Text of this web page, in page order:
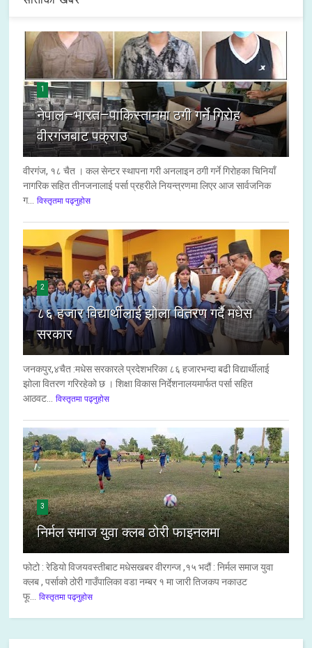
1
नेपाल–भारत–पाकिस्तानमा ठगी गर्ने गिरोह
वीरगंजबाट पक्राउ
वीरगंज, १८ चैत । कल सेन्टर स्थापना गरी अनलाइन ठगी गर्ने गिरोहका चिनियाँ
नागरिक सहित तीनजनालाई पर्सा प्रहरीले नियन्त्रणमा लिएर आज सार्वजनिक
ग...
विस्तृतमा पढ्नुहोस
2
८६ हजार विद्यार्थीलाई झोला वितरण गर्दै मधेस
सरकार
जनकपुर,४चैत :मधेस सरकारले प्रदेशभरिका ८६ हजारभन्दा बढी विद्यार्थीलाई
झोला वितरण गरिरहेको छ । शिक्षा विकास निर्देशनालयमार्फत पर्सा सहित
आठवट...
विस्तृतमा पढ्नुहोस
3
निर्मल समाज युवा क्लब ठोरी फाइनलमा
फोटो : रेडियो विजयवस्तीबाट मधेसखबर वीरगन्ज ,१५ भदौं : निर्मल समाज युवा
क्लब , पर्साको ठोरी गाउँपालिका वडा नम्बर १ मा जारी तिजकप नकाउट
फू...
विस्तृतमा पढ्नुहोस